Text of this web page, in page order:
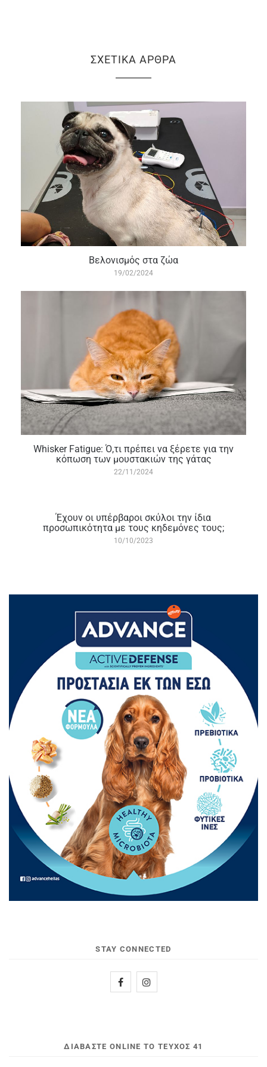
ΣΧΕΤΙΚΆ ΆΡΘΡΑ
Βελονισμός στα ζώα
19/02/2024
Whisker Fatigue: Ό,τι πρέπει να ξέρετε για την
κόπωση των μουστακιών της γάτας
22/11/2024
Έχουν οι υπέρβαροι σκύλοι την ίδια
προσωπικότητα με τους κηδεμόνες τους;
10/10/2023
STAY CONNECTED
ΔΙΑΒΆΣΤΕ ONLINE ΤΟ ΤΕΎΧΟΣ 41